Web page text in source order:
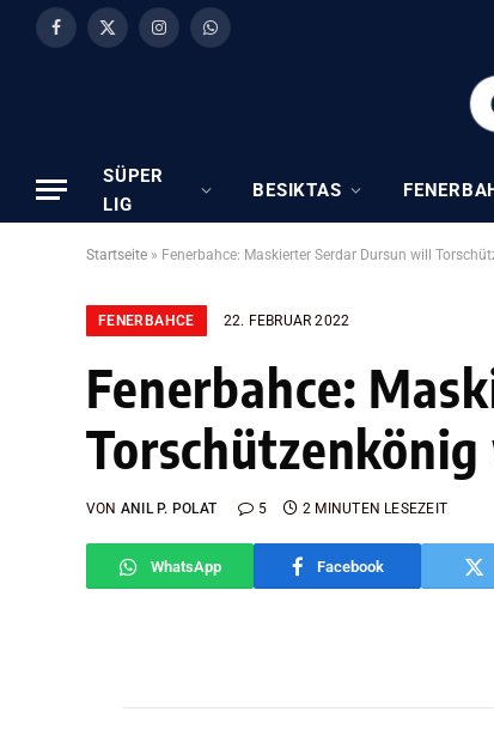
Facebook
X
InstagramWhatsApp
SÜPER
LIG
BESIKTAS
Startseite » Fenerbahce: Maskierter Serdar Dursun will
FENERBAHCE 22. FEBRUAR 2022
Fenerbahce:
VON ANIL P. POLAT 5 2 MINUTEN LESEZEIT
WhatsApp Facebook